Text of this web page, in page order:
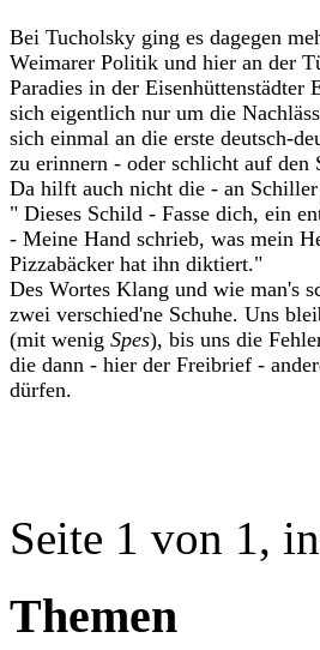
Bei Tucholsky ging es dagegen
Weimarer Politik und hier an der
Paradies in der Eisenhüttenstädter
sich eigentlich nur um die
sich einmal an die erste deutsch-
zu erinnern - oder schlicht auf den
Da hilft auch nicht die - an Schiller
" Dieses Schild - Fasse dich, ein
- Meine Hand schrieb, was mein
Pizzabäcker hat ihn diktiert."
Des Wortes Klang und wie man's
zwei verschied'ne Schuhe. Uns
(mit wenig Spes), bis uns die
die dann - hier der Freibrief -
dürfen.
Seite 1 von 1,
Themen